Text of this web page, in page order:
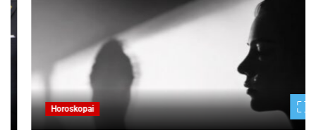
Horoskopai